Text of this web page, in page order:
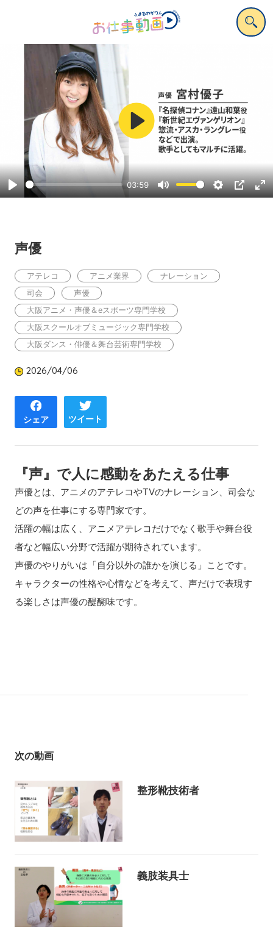
Play
03:59
Mute Settings
PIP
Play
声優
アテレコ アニメ業界
ナレーション
司会
声優
大阪アニメ・声優＆eスポーツ専門学校
大阪スクールオブミュージック専門学校
大阪ダンス・俳優＆舞台芸術専門学校
2026/04/06
シェア ツイート
『声』で人に感動をあたえる仕事
声優とは、アニメのアテレコやTVのナレーション、司会な
どの声を仕事にする専門家です。
活躍の幅は広く、アニメアテレコだけでなく歌手や舞台役
者など幅広い分野で活躍が期待されています。
声優のやりがいは「自分以外の誰かを演じる」ことです。
キャラクターの性格や心情などを考えて、声だけで表現す
る楽しさは声優の醍醐味です。
次の動画
整形靴技術者
義肢装具士